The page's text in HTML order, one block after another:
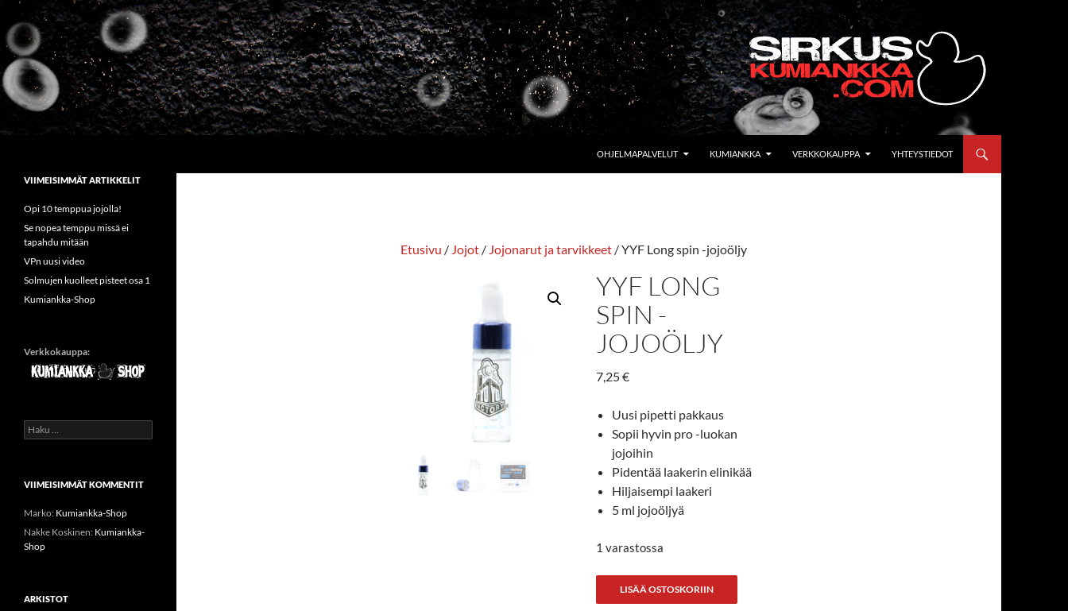
Siirry
sisältöön
OHJELMAPALVELUT KUMIANKKA VERKKOKAUPPA YHTEYSTIEDOT
Etusivu / Jojot / Jojonarut ja tarvikkeet / YYF Long spin -jojoöljy
YYF LONG
SPIN -
JOJOÖLJY
7,25€
Uusi pipetti pakkaus
Sopii hyvin pro -luokan
jojoihin
Pidentää laakerin elinikää
Hiljaisempi laakeri
5 ml jojoöljyä
1 varastossa
Long
LISÄÄ OSTOSKORIIN
Sirkus Kumiankka
VIIMEISIMMÄT ARTIKKELIT
Opi 10 temppua jojolla!
Se nopea temppu missä ei
tapahdu mitään
VPn uusi video
Solmujen kuolleet pisteet osa 1
Kumiankka-Shop
Verkkokauppa:
Haku:
VIIMEISIMMÄT KOMMENTIT
Marko: Kumiankka-Shop
Nakke Koskinen: Kumiankka-
Shop
ARKISTOT